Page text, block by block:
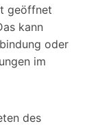
geöffnet
kann
oder
im
des